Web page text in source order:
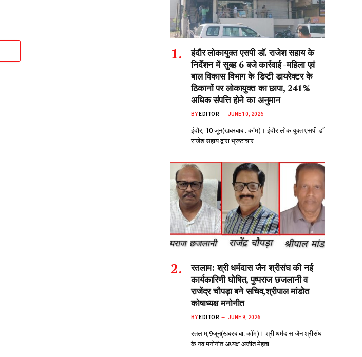
इंदौर लोकायुक्त एसपी डॉ. राजेश सहाय के
निर्देशन में सुबह 6 बजे कार्रवाई -महिला एवं
बाल विकास विभाग के डिप्टी डायरेक्टर के
ठिकानों पर लोकायुक्त का छापा, 241%
अधिक संपत्ति होने का अनुमान
BY EDITOR JUNE 10, 2026
इंदौर, 10 जून(खबरबाबा. कॉम)। इंदौर लोकायुक्त एसपी डॉ
राजेश सहाय द्वारा भ्रष्टाचार…
रतलाम: श्री धर्मदास जैन श्रीसंघ की नई
कार्यकारिणी घोषित, पुष्पराज छजलानी व
राजेंद्र चौपड़ा बने सचिव,श्रीपाल मांडोत
कोषाध्यक्ष मनोनीत
BY EDITOR JUNE 9, 2026
रतलाम,9जून(खबरबाबा. कॉम)। श्री धर्मदास जैन श्रीसंघ
के नव मनोनीत अध्यक्ष अजीत मेहता…